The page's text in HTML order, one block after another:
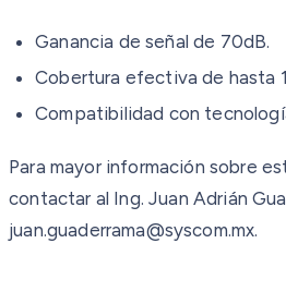
Ganancia de señal de 70dB.
Cobertura efectiva de hasta
Compatibilidad con
Para mayor información sobre
contactar al Ing. Juan Adrián
juan.guaderrama@syscom.mx.